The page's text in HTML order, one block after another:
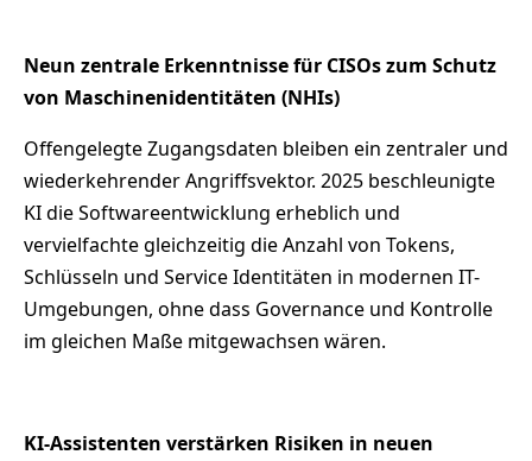
Neun zentrale Erkenntnisse für CISOs zum Schutz
von Maschinenidentitäten (NHIs)
Offengelegte Zugangsdaten bleiben ein zentraler und
wiederkehrender Angriffsvektor. 2025 beschleunigte
KI die Softwareentwicklung erheblich und
vervielfachte gleichzeitig die Anzahl von Tokens,
Schlüsseln und Service Identitäten in modernen IT-
Umgebungen, ohne dass Governance und Kontrolle
im gleichen Maße mitgewachsen wären.
KI-Assistenten verstärken Risiken in neuen